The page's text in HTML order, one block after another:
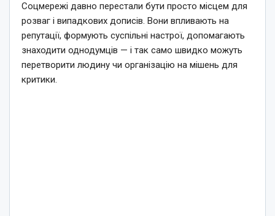
Соцмережі давно перестали бути просто місцем для
розваг і випадкових дописів. Вони впливають на
репутації, формують суспільні настрої, допомагають
знаходити однодумців — і так само швидко можуть
перетворити людину чи організацію на мішень для
критики.